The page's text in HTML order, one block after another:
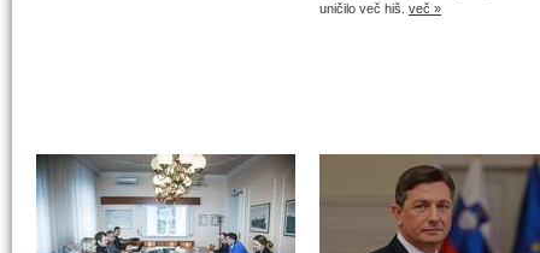
uničilo več hiš. več »